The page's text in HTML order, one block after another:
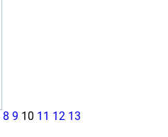
8 9 10 11 12 13